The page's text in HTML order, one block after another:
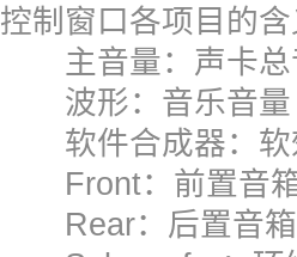
控制窗口各项目的
主音量：声卡总
波形：音乐音量
软件合成器：软
Front：前置音
Rear：后置音箱